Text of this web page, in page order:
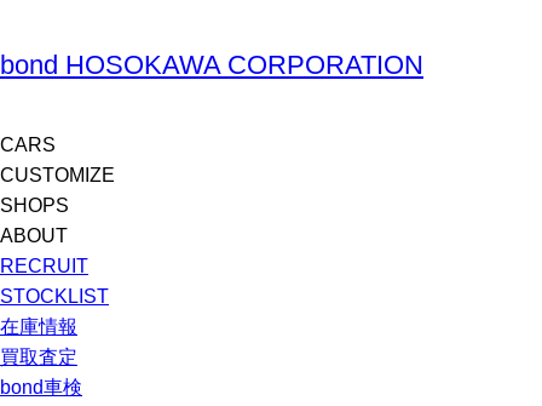
bond HOSOKAWA CORPORATION
CARS
CUSTOMIZE
SHOPS
ABOUT
RECRUIT
STOCKLIST
在庫情報
買取査定
bond車検